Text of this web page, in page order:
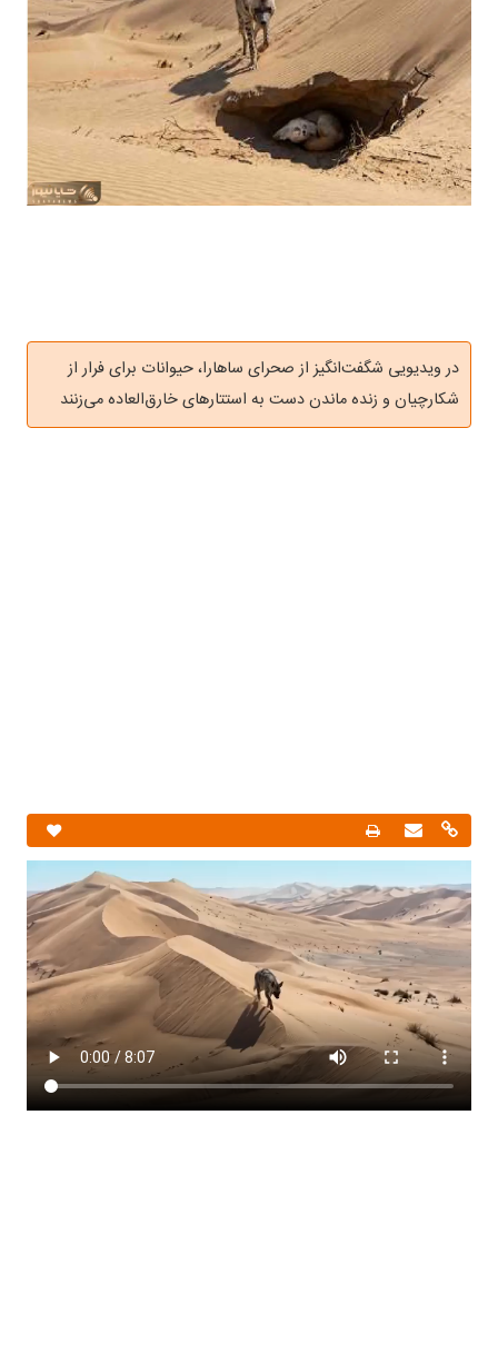
در ویدیویی شگفت‌انگیز از صحرای ساهارا، حیوانات برای فرار از
شکارچیان و زنده ماندن دست به استتارهای خارق‌العاده می‌زنند